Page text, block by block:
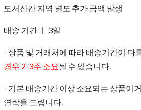
도서산간 지역 별도 추가 금액 발생
배송 기간 ㅣ 3일
- 상품 및 거래처에 따라 배송기간이 다
경우 2-3주 소요될 수 있습니다.
- 기본 배송기간 이상 소요되는 상품이
연락을 드립니다.